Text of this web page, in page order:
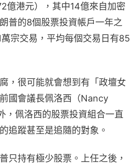
億港元），其中14億來自加密
普的8個股票投資帳戶一年之
宗交易，平均每個交易日有85
，很可能就會想到有「政壇女
國會議長佩洛西（Nancy
，佩洛西的股票投資組合一直
追蹤甚至是追隨的對象。
只持有極少股票。上任之後，